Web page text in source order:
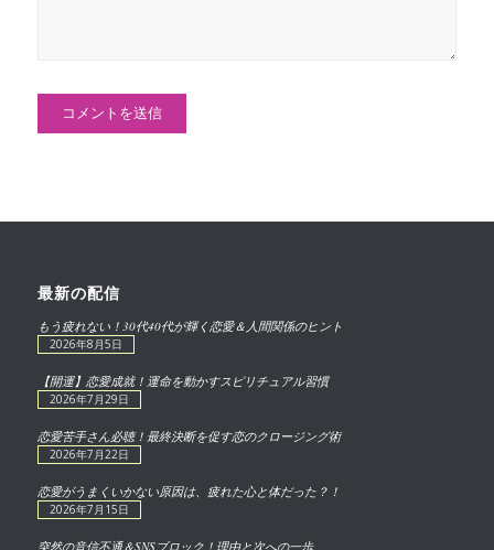
最新の配信
もう疲れない！30代40代が輝く恋愛＆人間関係のヒント
2026年8月5日
【開運】恋愛成就！運命を動かすスピリチュアル習慣
2026年7月29日
恋愛苦手さん必聴！最終決断を促す恋のクロージング術
2026年7月22日
恋愛がうまくいかない原因は、疲れた心と体だった？！
2026年7月15日
突然の音信不通＆SNSブロック！理由と次への一歩